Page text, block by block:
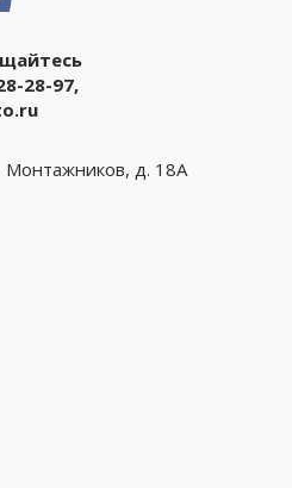
28-97,
Монтажников, д. 18А